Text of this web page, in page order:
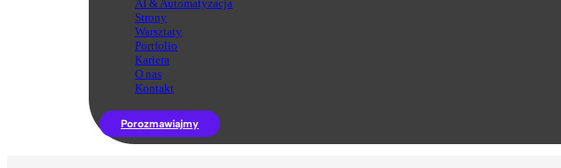
AI & Automatyzacja
Strony
Warsztaty
Portfolio
Kariera
O nas
Kontakt
Porozmawiajmy